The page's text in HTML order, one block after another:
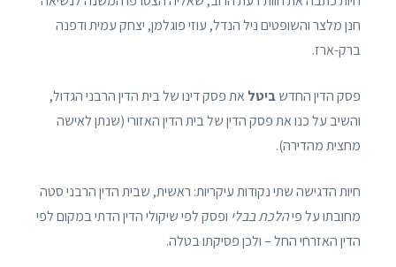
חנן מלצר והשופטים ניל הנדל, עוזי פוגלמן, יצחק עמית ודפנה
ברק-ארז.
פסק הדין החדשביטל את פסק דינו של בית הדין הרבני הגדול,
והשיב על כנו את פסק הדין של בית הדין האזורי (שנתן לאישה
מחצית מהדירה).
חיות הדגישה שתי נקודות עיקריות: ראשית, שבית הדין הרבני סטה
מחובתו על פיהלכת בבלי ופסק לפי שיקולי הדין הדתי במקום לפי
הדין האזרחי החל – ולכן פסיקתו בטלה.